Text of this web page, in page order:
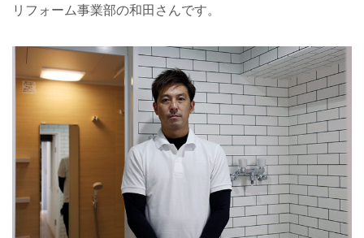
リフォーム事業部の和田さんです。